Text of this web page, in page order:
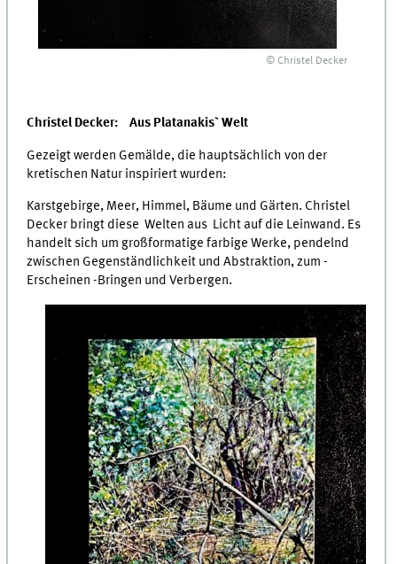
© Christel Decker
Christel Decker: Aus Platanakis` Welt
Gezeigt werden Gemälde, die hauptsächlich von der
kretischen Natur inspiriert wurden:
Karstgebirge, Meer, Himmel, Bäume und Gärten. Christel
Decker bringt diese Welten aus Licht auf die Leinwand. Es
handelt sich um großformatige farbige Werke, pendelnd
zwischen Gegenständlichkeit und Abstraktion, zum -
Erscheinen -Bringen und Verbergen.